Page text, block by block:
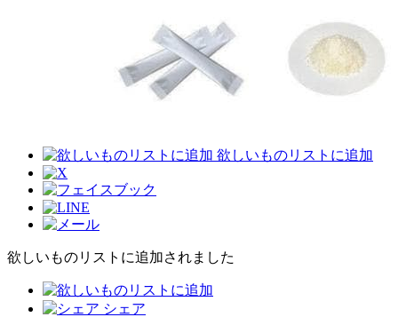
欲しいものリストに追加
欲しいものリストに追加されました
シェア